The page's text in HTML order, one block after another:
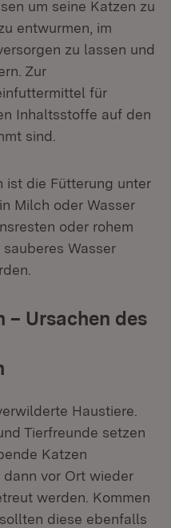
um seine Katzen zu
entwurmen, im
zu lassen und
Zur
für
Inhaltsstoffe auf den
sind.
ist die Fütterung unter
Milch oder Wasser
oder rohem
Wasser
– Ursachen des
Haustiere.
Tierfreunde setzen
Katzen
vor Ort wieder
werden. Kommen
diese ebenfalls